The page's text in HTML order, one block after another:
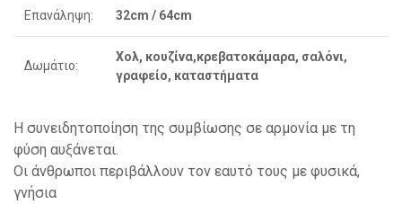
Επανάληψη: 32cm / 64cm
Δωμάτιο:
Χολ, κουζίνα,κρεβατοκάμαρα, σαλόνι,
γραφείο, καταστήματα
Η συνειδητοποίηση της συμβίωσης σε αρμονία με τη
φύση αυξάνεται.
Οι άνθρωποι περιβάλλουν τον εαυτό τους με φυσικά,
γνήσια